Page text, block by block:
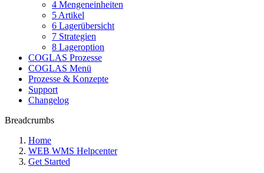
4 Mengeneinheiten
5 Artikel
6 Lagerübersicht
7 Strategien
8 Lageroption
COGLAS Prozesse
COGLAS Menü
Prozesse & Konzepte
Support
Changelog
Breadcrumbs
Home
WEB WMS Helpcenter
Get Started